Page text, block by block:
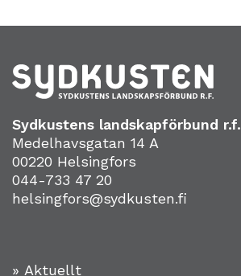
Sydkustens landskapförbund r.f.
Medelhavsgatan 14 A
00220 Helsingfors
044-733 47 20
helsingfors@sydkusten.fi
» Aktuellt